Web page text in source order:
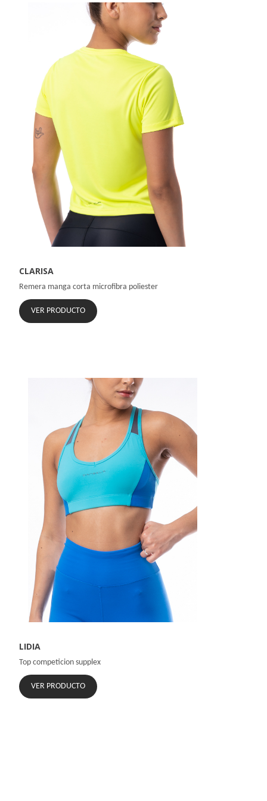
CLARISA
Remera manga corta microfibra poliester
VER PRODUCTO
LIDIA
Top competicion supplex
VER PRODUCTO